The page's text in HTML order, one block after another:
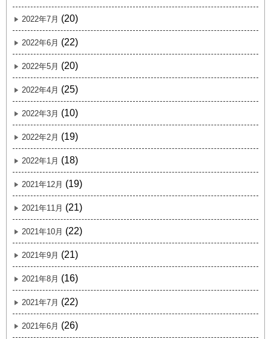
2022年7月 (20)
2022年6月 (22)
2022年5月 (20)
2022年4月 (25)
2022年3月 (10)
2022年2月 (19)
2022年1月 (18)
2021年12月 (19)
2021年11月 (21)
2021年10月 (22)
2021年9月 (21)
2021年8月 (16)
2021年7月 (22)
2021年6月 (26)